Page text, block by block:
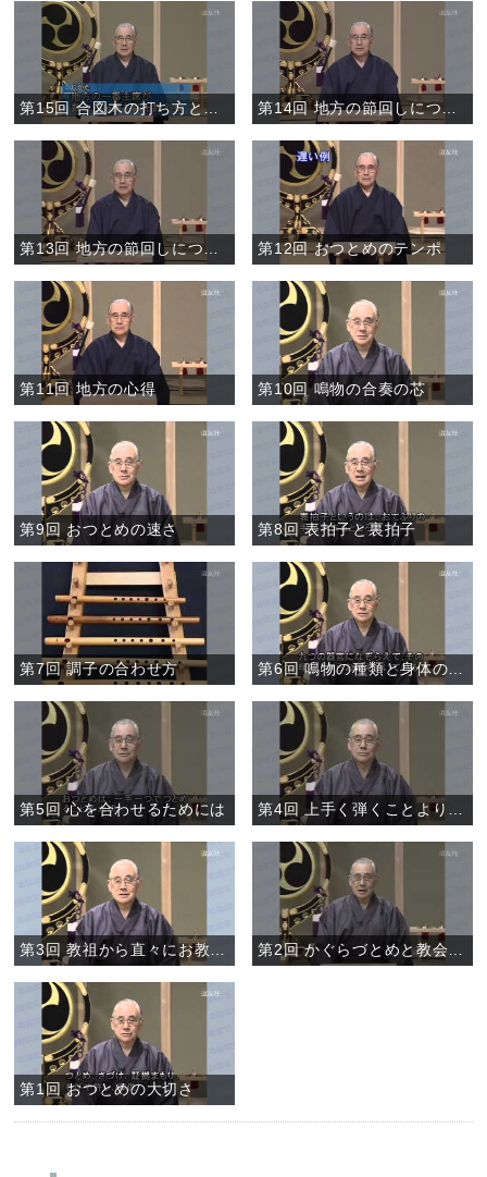
第15回 合図木の打ち方と数取り 第14回 地方の節回しについて②
第13回 地方の節回しについて① 第12回 おつとめのテンポ
第11回 地方の心得 第10回 鳴物の合奏の芯
第9回 おつとめの速さ 第8回 表拍子と裏拍子
第7回 調子の合わせ方 第6回 鳴物の種類と身体の働き
第5回 心を合わせるためには
第1回 おつとめの大切さ